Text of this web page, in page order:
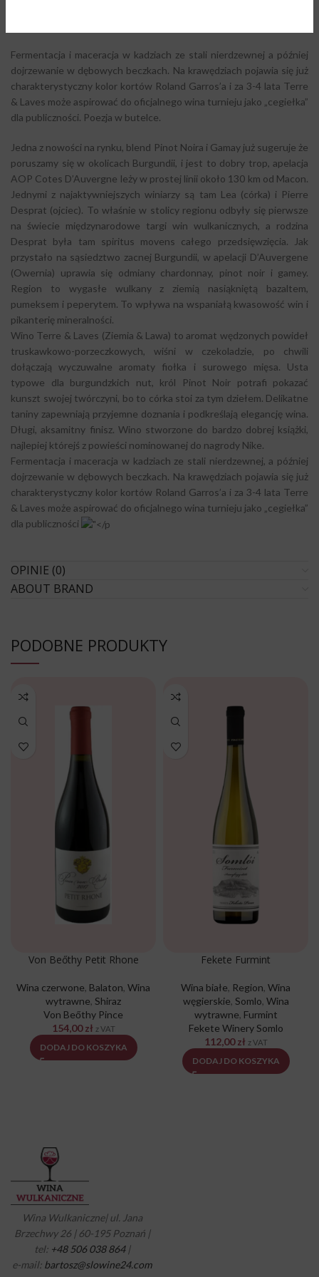
Fermentacja i maceracja w kadziach ze stali nierdzewnej a później
dojrzewanie w dębowych beczkach. Na krawędziach pojawia się już
charakterystyczny kolor kortów Roland Garros’a i za 3-4 lata Terre
& Laves może aspirować do oficjalnego wina turnieju jako „cegiełka”
dla publiczności. Poezja w butelce.
Jedna z nowości na rynku, blend Pinot Noira i Gamay już sugeruje że
poruszamy się w okolicach Burgundii, i jest to dobry trop, apelacja
AOP Cotes D’Auvergne leży w prostej linii około 130 km od Macon.
Jednymi z najaktywniejszych winiarzy są tam Lea (córka) i Pierre
Desprat (ojciec). To właśnie w stolicy regionu odbyły się pierwsze
na świecie międzynarodowe targi win wulkanicznych, a rodzina
Desprat była tam spiritus movens całego przedsięwzięcia. Jak
przystało na sąsiedztwo zacnej Burgundii, w apelacji D’Auvergene
(Owernia) uprawia się odmiany chardonnay, pinot noir i gamey.
Region to wygasłe wulkany z ziemią nasiąkniętą bazaltem,
pumeksem i peperytem. To wpływa na wspaniałą kwasowość win i
pikanterię mineralności.
Wino Terre & Laves (Ziemia & Lawa) to aromat wędzonych powideł
truskawkowo-porzeczkowych, wiśni w czekoladzie, po chwili
dołączają wyczuwalne aromaty fiołka i surowego mięsa. Usta
typowe dla burgundzkich nut, król Pinot Noir potrafi pokazać
kunszt swojej twórczyni, bo to córka stoi za tym dziełem. Delikatne
taniny zapewniają przyjemne doznania i podkreślają elegancję wina.
Długi, aksamitny finisz. Wino stworzone do bardzo dobrej książki,
najlepiej którejś z powieści nominowanej do nagrody Nike.
Fermentacja i maceracja w kadziach ze stali nierdzewnej, a później
dojrzewanie w dębowych beczkach. Na krawędziach pojawia się już
charakterystyczny kolor kortów Roland Garros’a i za 3-4 lata Terre
& Laves może aspirować do oficjalnego wina turnieju jako „cegiełka”
dla publiczności
OPINIE (0)
ABOUT BRAND
PODOBNE PRODUKTY
Von Beőthy Petit Rhone
Wina czerwone, Balaton, Wina
wytrawne, Shiraz
Von Beőthy Pince
154,00zł z VAT
DODAJ DO KOSZYKA
Fekete Furmint
Wina białe, Region, Wina
węgierskie, Somlo, Wina
wytrawne, Furmint
Fekete Winery Somlo
112,00zł z VAT
DODAJ DO KOSZYKA
Wina Wulkaniczne| ul. Jana
Brzechwy 26 | 60-195 Poznań |
tel: +48 506 038 864|
e-mail: bartosz@slowine24.com